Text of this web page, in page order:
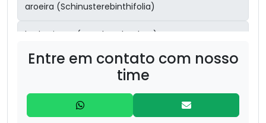
aroeira (Schinusterebinthifolia)
barbatimão (Stryphnodendron)
Boldo (Peumus boldus) – 30g
bronquite/sinusite
Cabelo de Milho (Zea mays – estilos) – 20g
Entre em contato com nosso
time